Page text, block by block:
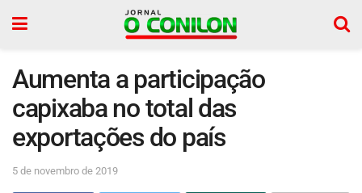
Aumenta a participação
capixaba no total das
exportações do país
5 de novembro de 2019